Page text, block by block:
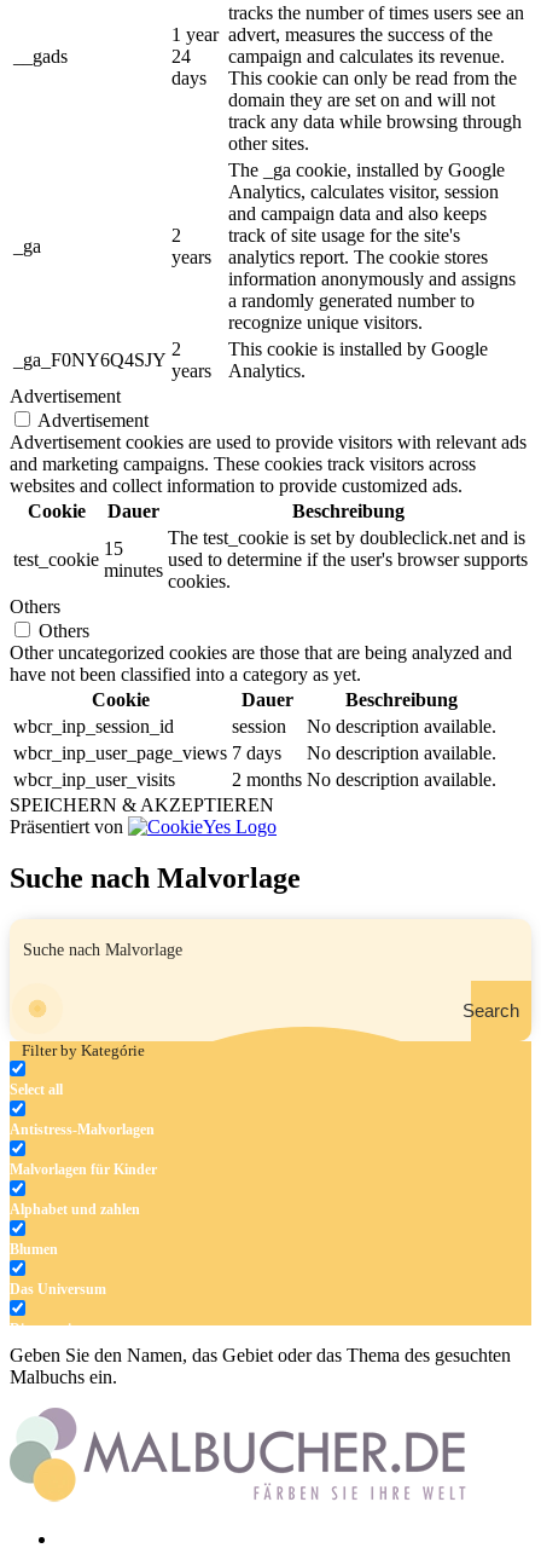
__gads
1 year
24
days
tracks the number of times users see an
advert, measures the success of the
campaign and calculates its revenue.
This cookie can only be read from the
domain they are set on and will not
track any data while browsing through
other sites.
_ga
2
years
The _ga cookie, installed by Google
Analytics, calculates visitor, session
and campaign data and also keeps
track of site usage for the site's
analytics report. The cookie stores
information anonymously and assigns
a randomly generated number to
recognize unique visitors.
_ga_F0NY6Q4SJY
2
years
This cookie is installed by Google
Analytics.
Advertisement
Advertisement
Advertisement cookies are used to provide visitors with relevant ads
and marketing campaigns. These cookies track visitors across
websites and collect information to provide customized ads.
Cookie
Dauer Beschreibung
test_cookie
15
minutes
The test_cookie is set by doubleclick.net and is
used to determine if the user's browser supports
cookies.
Others
Others
Other uncategorized cookies are those that are being analyzed and
have not been classified into a category as yet.
Cookie
Dauer
Beschreibung
wbcr_inp_session_id
session
No description available.
wbcr_inp_user_page_views 7 days
No description available.
wbcr_inp_user_visits
2 months No description available.
SPEICHERN & AKZEPTIEREN
Präsentiert von
Suche nach Malvorlage
Search
Filter by Kategórie
Select all
Antistress-Malvorlagen
Malvorlagen für Kinder
Alphabet und zahlen
Blumen
Das Universum
Dinosaurier
Früchte und Gemüse
Frühling und Ostern
Halloween und Herbst
Haus und Wohnen
Geben Sie den Namen, das Gebiet oder das Thema des gesuchten
Malbuchs ein.